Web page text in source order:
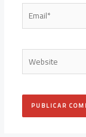
Email*
Website